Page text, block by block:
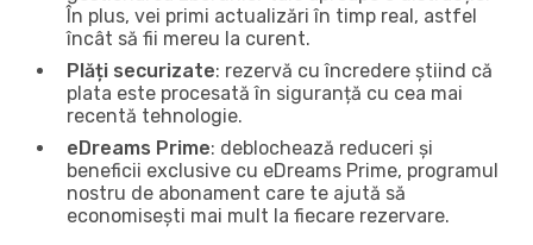
În plus, vei primi actualizări în timp real, astfel
încât să fii mereu la curent.
Plăți securizate: rezervă cu încredere știind că
plata este procesată în siguranță cu cea mai
recentă tehnologie.
eDreams Prime: deblochează reduceri și
beneficii exclusive cu eDreams Prime, programul
nostru de abonament care te ajută să
economisești mai mult la fiecare rezervare.